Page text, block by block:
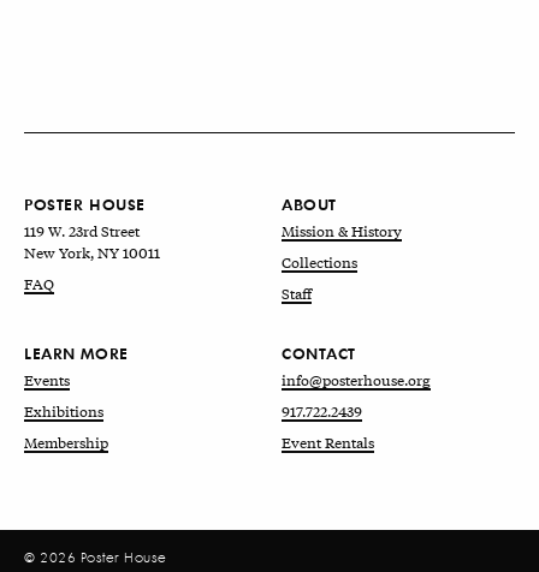
POSTER HOUSE
119 W. 23rd Street
New York, NY 10011
FAQ
ABOUT
Mission & History
Collections
Staff
LEARN MORE
Events
Exhibitions
Membership
CONTACT
info@posterhouse.org
917.722.2439
Event Rentals
© 2026 Poster House